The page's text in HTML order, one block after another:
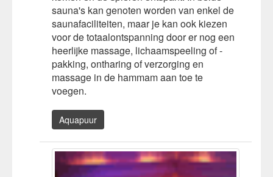
sauna's kan genoten worden van enkel de
saunafaciliteiten, maar je kan ook kiezen
voor de totaalontspanning door er nog een
heerlijke massage, lichaamspeeling of -
pakking, ontharing of verzorging en
massage in de hammam aan toe te
voegen.
Aquapuur